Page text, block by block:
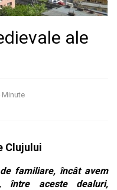
ale
Minute
Clujului
familiare, încât avem
între aceste dealuri,